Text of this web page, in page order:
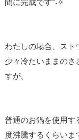
間に完成です°˖✧
わたしの場合、スト
少々冷たいままのさ
すが。
普通のお鍋を使用す
度沸騰するくらいま